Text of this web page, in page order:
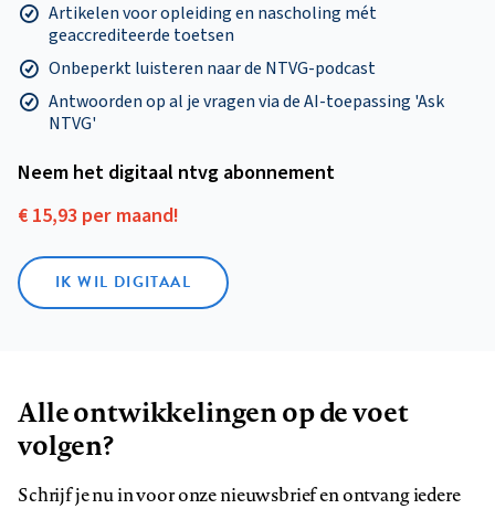
Artikelen voor opleiding en nascholing mét
geaccrediteerde toetsen
Onbeperkt luisteren naar de NTVG-podcast
Antwoorden op al je vragen via de AI-toepassing 'Ask
NTVG'
Neem het digitaal ntvg abonnement
€ 15,93 per maand!
IK WIL DIGITAAL
Alle ontwikkelingen op de voet
volgen?
Schrijf je nu in voor onze nieuwsbrief en ontvang iedere